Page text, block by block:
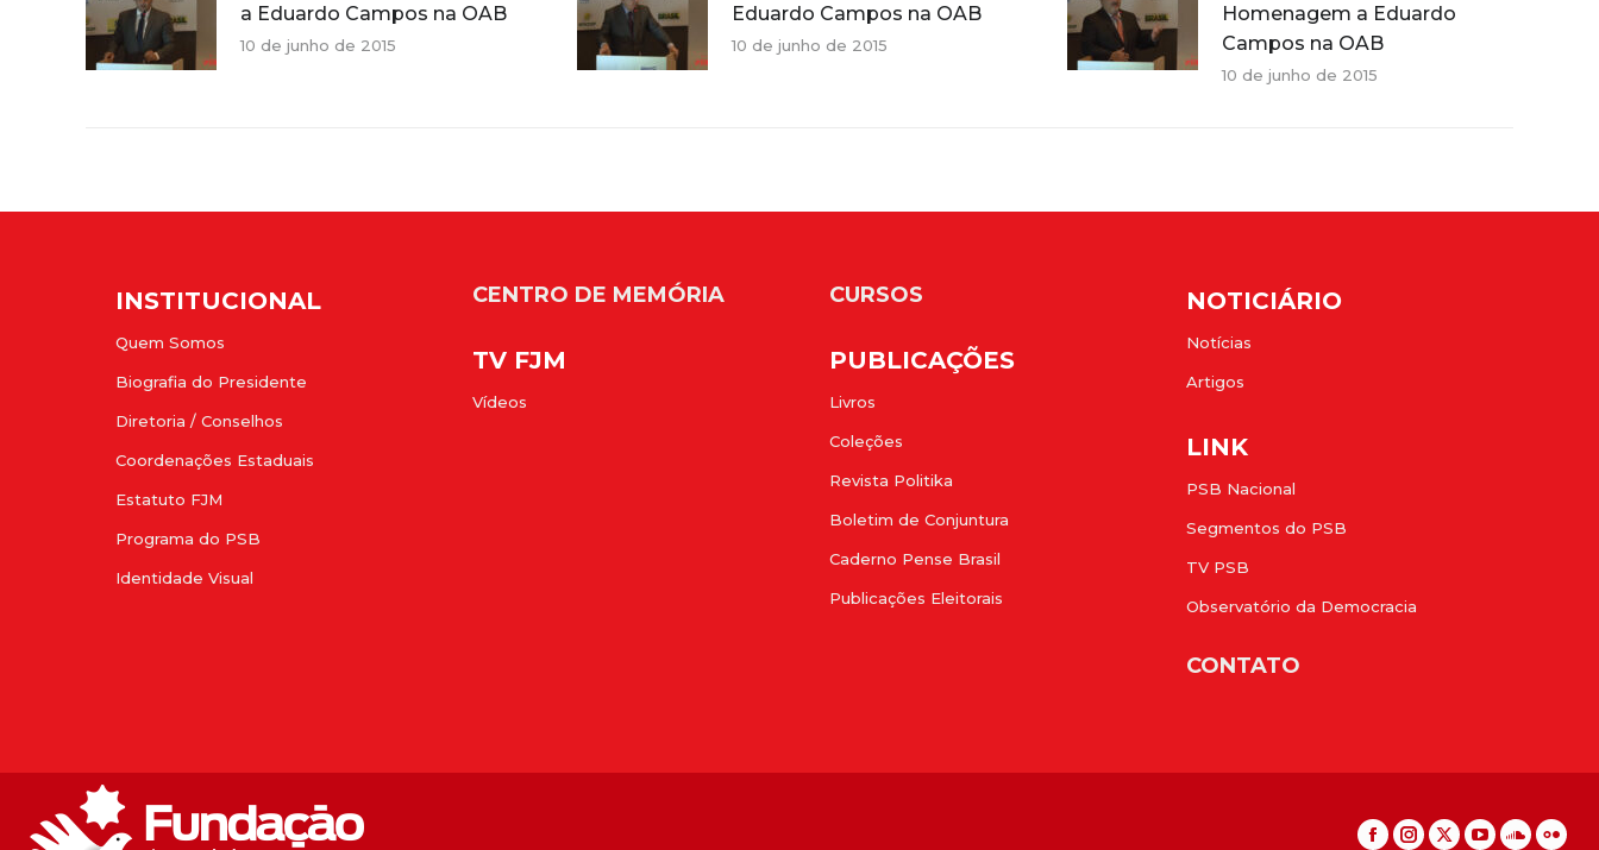
a Eduardo Campos na OAB
10 de junho de 2015
Eduardo Campos na OAB
10 de junho de 2015
Homenagem a Eduardo
Campos na OAB
10 de junho de 2015
INSTITUCIONAL
Quem Somos
Biografia do Presidente
Diretoria / Conselhos
Coordenações Estaduais
Estatuto FJM
Programa do PSB
Identidade Visual
CENTRO DE MEMÓRIA
TV FJM
Vídeos
CURSOS
PUBLICAÇÕES
Livros
Coleções
Revista Politika
Boletim de Conjuntura
Caderno Pense Brasil
Publicações Eleitorais
NOTICIÁRIO
Notícias
Artigos
LINK
PSB Nacional
Segmentos do PSB
TV PSB
Observatório da Democracia
CONTATO